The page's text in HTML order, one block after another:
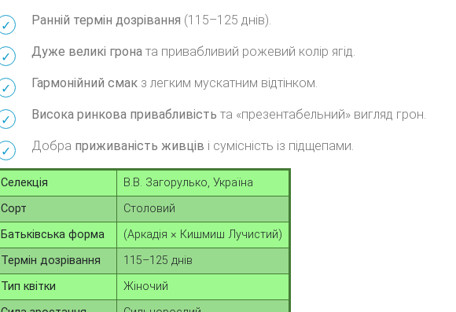
Ранній термін дозрівання (115–125 днів).
Дуже великі грона та привабливий рожевий колір ягід.
Гармонійний смак з легким мускатним відтінком.
Висока ринкова привабливість та «презентабельний» вигляд грон.
Добра приживаність живців і сумісність із підщепами.
Селекція
В.В. Загорулько, Україна
Сорт
Столовий
Батьківська форма
(Аркадія × Кишмиш Лучистий)
Термін дозрівання
115–125 днів
Тип квітки
Жіночий